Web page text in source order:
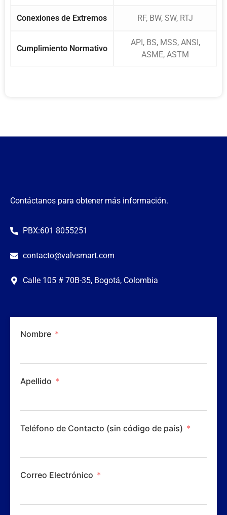
Conexiones de Extremos RF, BW, SW, RTJ
Cumplimiento Normativo
API, BS, MSS, ANSI,
ASME, ASTM
Contáctanos para obtener más información.
PBX:601 8055251
contacto@valvsmart.com
Calle 105 # 70B-35, Bogotá, Colombia
Nombre
Apellido
Teléfono de Contacto (sin código de país)
Correo Electrónico